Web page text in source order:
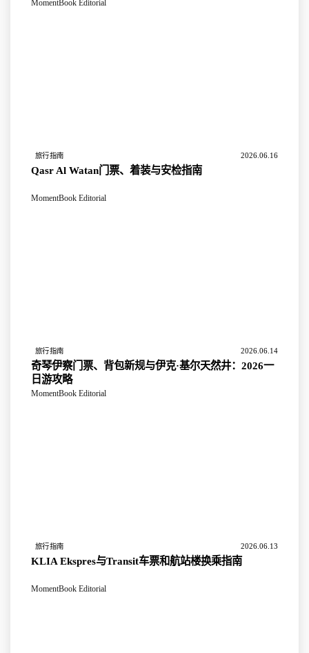
MomentBook Editorial
旅行指南 2026.06.16
Qasr Al Watan门票、着装与安检指南
MomentBook Editorial
旅行指南 2026.06.14
奇琴伊察门票、背包新规与伊克·基尔天然井：2026一
日游攻略
MomentBook Editorial
旅行指南 2026.06.13
KLIA Ekspres与Transit车票和航站楼换乘指南
MomentBook Editorial